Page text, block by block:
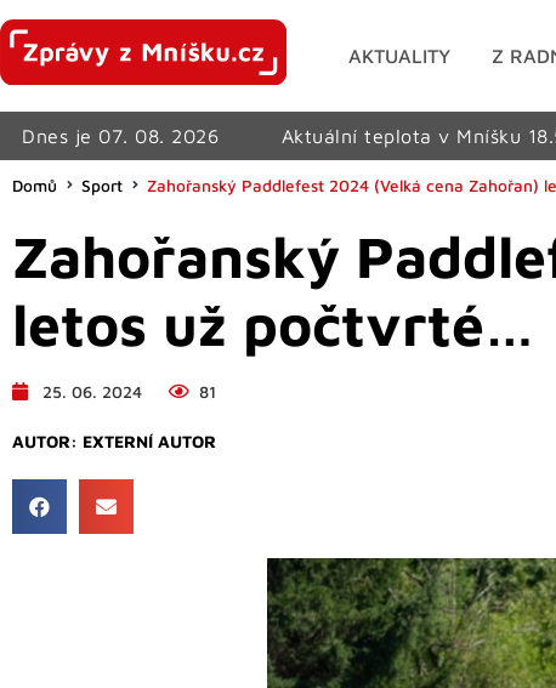
AKTUALITY Z
Dnes je 07. 08. 2026 Aktuální teplota v Mníšku
Domů Sport Zahořanský Paddlefest 2024 (Velká cena Zahořan)
Zahořanský
letos už počtvrté…
25. 06. 2024 81
AUTOR: EXTERNÍ AUTOR